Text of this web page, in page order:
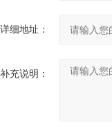
详细地址：
补充说明：